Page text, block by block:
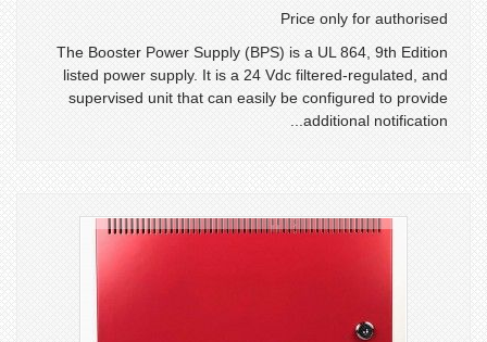
Price only for authorised
The Booster Power Supply (BPS) is a UL 864, 9th Edition
listed power supply. It is a 24 Vdc filtered-regulated, and
supervised unit that can easily be configured to provide
additional notification...